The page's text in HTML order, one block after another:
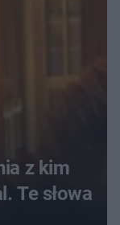
z kim
Te słowa